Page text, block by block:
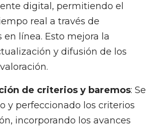
digital, permitiendo el
real a través de
línea. Esto mejora la
y difusión de los
de criterios y baremos: Se
y perfeccionado los criterios
incorporando los avances